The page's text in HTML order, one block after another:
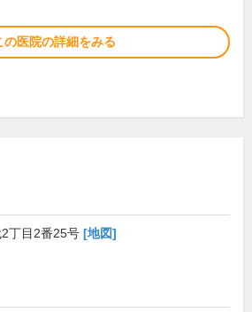
の医院の詳細をみる
丁目2番25号 [地図]